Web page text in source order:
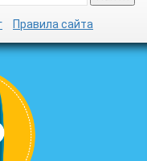
Правила сайта